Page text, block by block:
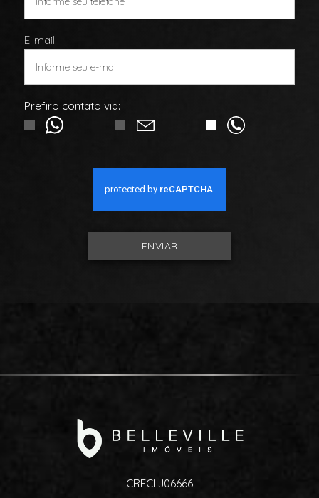
E-mail
Prefiro contato via:
ENVIAR
CRECI J06666